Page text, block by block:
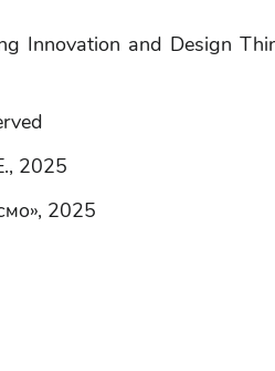
Innovation and Design
2025
2025